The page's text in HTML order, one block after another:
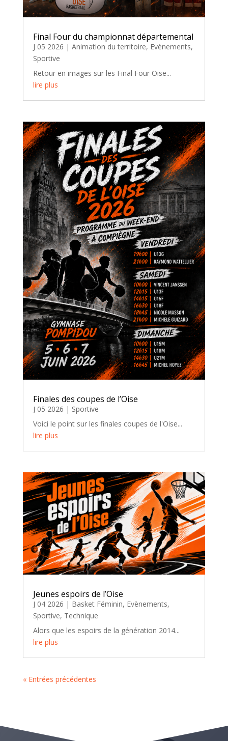
Final Four du championnat départemental
J 05 2026 | Animation du territoire, Evènements,
Sportive
Retour en images sur les Final Four Oise...
lire plus
Finales des coupes de l’Oise
J 05 2026 | Sportive
Voici le point sur les finales coupes de l'Oise...
lire plus
Jeunes espoirs de l’Oise
J 04 2026 | Basket Féminin, Evènements,
Sportive, Technique
Alors que les espoirs de la génération 2014...
lire plus
« Entrées précédentes